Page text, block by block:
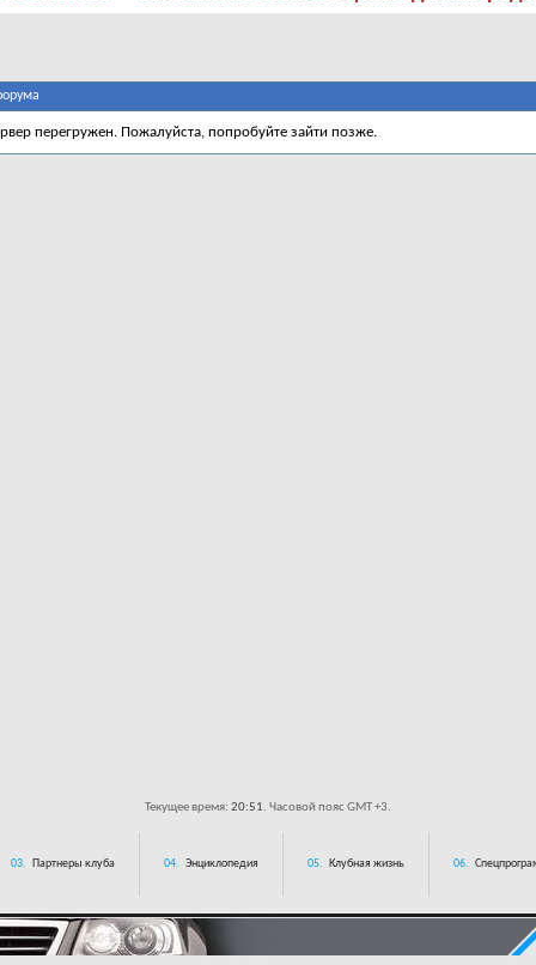
перегружен. Пожалуйста, попробуйте зайти позже.
Текущее время: 20:51. Часовой пояс GMT +3.
03. Партнеры клуба 04. Энциклопедия 05. Клубная жизнь 06.